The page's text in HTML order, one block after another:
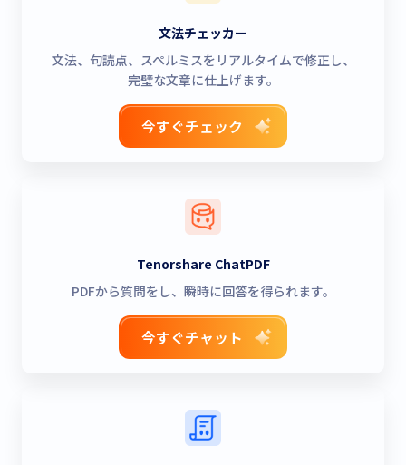
文法チェッカー
文法、句読点、スペルミスをリアルタイムで修正し、
完璧な文章に仕上げます。
今すぐチェック
Tenorshare ChatPDF
PDFから質問をし、瞬時に回答を得られます。
今すぐチャット